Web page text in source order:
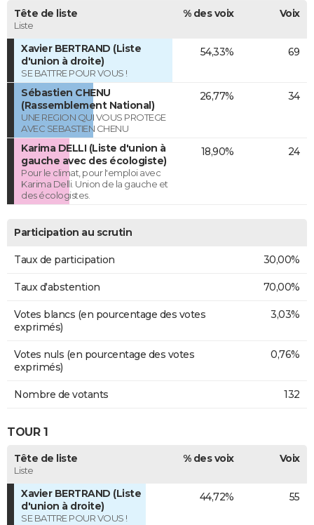
Tête de liste
Liste
% des voix Voix
Xavier BERTRAND (Liste
d'union à droite)
SE BATTRE POUR VOUS !
54,33% 69
Sébastien CHENU
(Rassemblement National)
UNE REGION QUI VOUS PROTEGE
AVEC SEBASTIEN CHENU
26,77% 34
Karima DELLI (Liste d'union à
gauche avec des écologiste)
Pour le climat, pour l'emploi avec
Karima Delli. Union de la gauche et
des écologistes.
18,90% 24
Participation au scrutin
Taux de participation 30,00%
Taux d'abstention 70,00%
Votes blancs (en pourcentage des votes
exprimés)
3,03%
Votes nuls (en pourcentage des votes
exprimés)
0,76%
Nombre de votants 132
TOUR 1
Tête de liste
Liste
% des voix Voix
Xavier BERTRAND (Liste
d'union à droite)
SE BATTRE POUR VOUS !
44,72% 55